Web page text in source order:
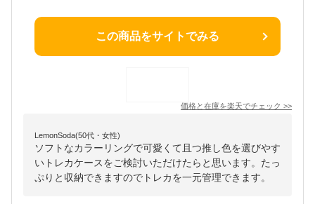
この商品をサイトでみる
価格と在庫を楽天でチェック >>
LemonSoda(50代・女性)
ソフトなカラーリングで可愛くて且つ推し色を選びやす
いトレカケースをご検討いただけたらと思います。たっ
ぷりと収納できますのでトレカを一元管理できます。